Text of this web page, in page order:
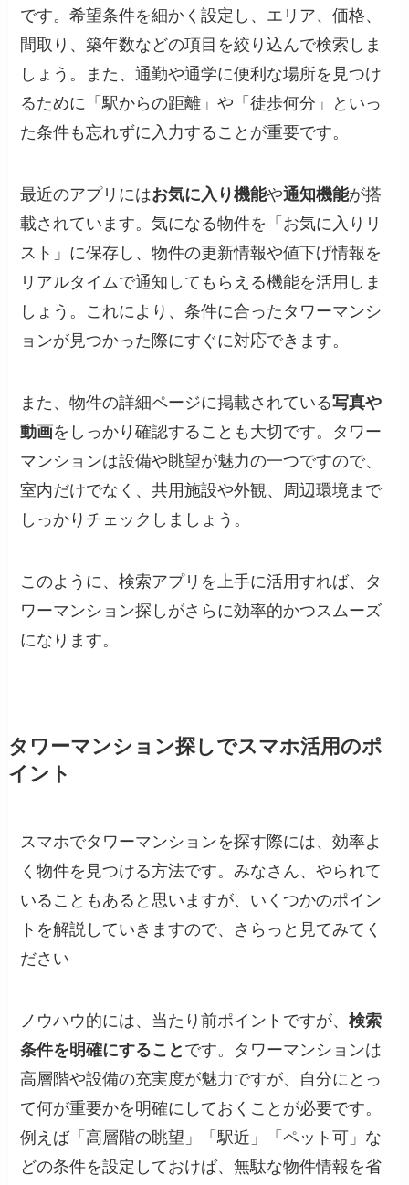
です。希望条件を細かく設定し、エリア、価格、
間取り、築年数などの項目を絞り込んで検索しま
しょう。また、通勤や通学に便利な場所を見つけ
るために「駅からの距離」や「徒歩何分」といっ
た条件も忘れずに入力することが重要です。
最近のアプリにはお気に入り機能や通知機能が搭
載されています。気になる物件を「お気に入りリ
スト」に保存し、物件の更新情報や値下げ情報を
リアルタイムで通知してもらえる機能を活用しま
しょう。これにより、条件に合ったタワーマンシ
ョンが見つかった際にすぐに対応できます。
また、物件の詳細ページに掲載されている写真や
動画をしっかり確認することも大切です。タワー
マンションは設備や眺望が魅力の一つですので、
室内だけでなく、共用施設や外観、周辺環境まで
しっかりチェックしましょう。
このように、検索アプリを上手に活用すれば、タ
ワーマンション探しがさらに効率的かつスムーズ
になります。
タワーマンション探しでスマホ活用のポ
イント
スマホでタワーマンションを探す際には、効率よ
く物件を見つける方法です。みなさん、やられて
いることもあると思いますが、いくつかのポイン
トを解説していきますので、さらっと見てみてく
ださい
ノウハウ的には、当たり前ポイントですが、検索
条件を明確にすること です。タワーマンションは
高層階や設備の充実度が魅力ですが、自分にとっ
て何が重要かを明確にしておくことが必要です。
例えば「高層階の眺望」「駅近」「ペット可」な
どの条件を設定しておけば、無駄な物件情報を省